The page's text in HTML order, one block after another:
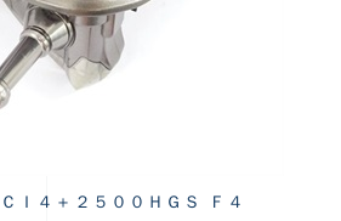
Ｉ４＋２５００ＨＧＳ Ｆ４